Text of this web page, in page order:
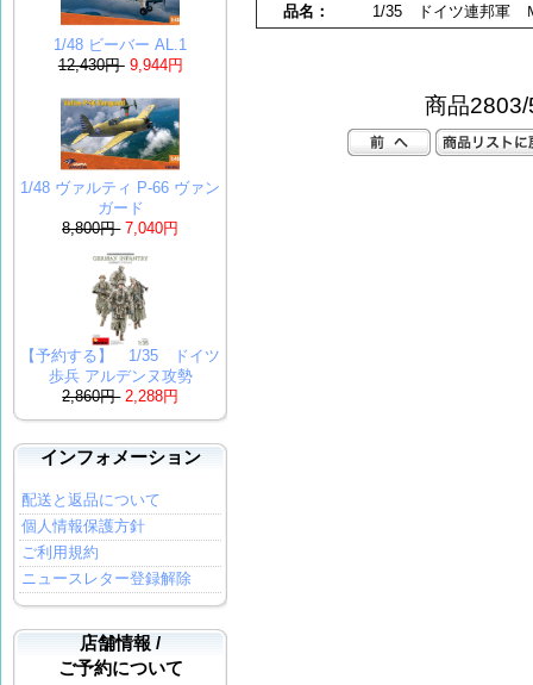
1/48 ビーバー AL.1
12,430円 9,944円
1/48 ヴァルティ P-66 ヴァン
ガード
8,800円 7,040円
【予約する】 1/35 ドイツ
歩兵 アルデンヌ攻勢
2,860円 2,288円
インフォメーション
配送と返品について
個人情報保護方針
ご利用規約
ニュースレター登録解除
店舗情報 /
ご予約について
品名：
1/35 ドイツ連邦軍
商品